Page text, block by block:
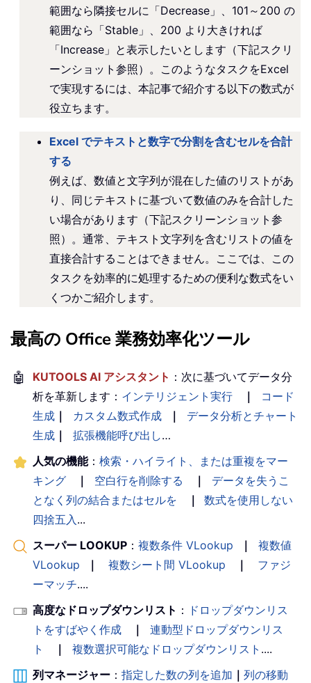
範囲なら隣接セルに「Decrease」、101～200 の
範囲なら「Stable」、200 より大きければ
「Increase」と表示したいとします（下記スクリ
ーンショット参照）。このようなタスクをExcel
で実現するには、本記事で紹介する以下の数式が
役立ちます。
Excel でテキストと数字で分割を含むセルを合計
する
例えば、数値と文字列が混在した値のリストがあ
り、同じテキストに基づいて数値のみを合計した
い場合があります（下記スクリーンショット参
照）。通常、テキスト文字列を含むリストの値を
直接合計することはできません。ここでは、この
タスクを効率的に処理するための便利な数式をい
くつかご紹介します。
最高の Office 業務効率化ツール
🤖 KUTOOLS AI アシスタント ：次に基づいてデータ分
析を革新します： インテリジェント実行 ｜
コード
生成 ｜ カスタム数式作成 ｜
データ分析とチャート
生成 ｜ 拡張機能呼び出し…
人気の機能： 検索・ハイライト、または重複をマー
キング
｜ 空白行を削除する ｜
データを失うこ
となく列の結合またはセルを
｜
数式を使用しない
四捨五入...
スーパー LOOKUP ： 複数条件 VLookup ｜
複数値
VLookup
｜ 複数シート間 VLookup ｜
ファジ
ーマッチ....
高度なドロップダウンリスト ： ドロップダウンリス
トをすばやく作成
｜
連動型ドロップダウンリス
ト
｜ 複数選択可能なドロップダウンリスト ....
列マネージャー ： 指定した数の列を追加 ｜ 列の移動